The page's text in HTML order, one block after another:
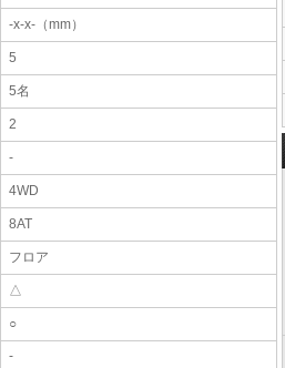
-x-x-（mm）
5
5名
2
-
4WD
8AT
フロア
△
○
-